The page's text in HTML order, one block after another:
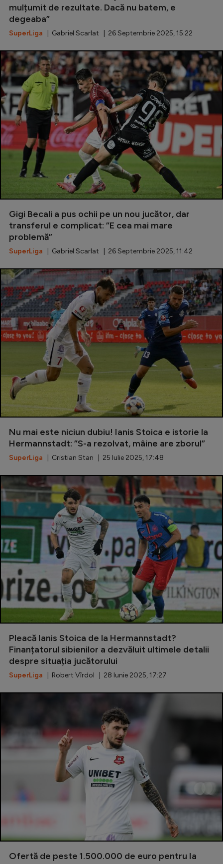
mulțumit de rezultate. Dacă nu batem, e
degeaba”
SuperLiga | Gabriel Scarlat | 26 Septembrie 2025, 15:22
Gigi Becali a pus ochii pe un nou jucător, dar
transferul e complicat: ”E cea mai mare
problemă”
SuperLiga | Gabriel Scarlat | 26 Septembrie 2025, 11:42
Nu mai este niciun dubiu! Ianis Stoica e istorie la
Hermannstadt: ”S-a rezolvat, mâine are zborul”
SuperLiga | Cristian Stan | 25 Iulie 2025, 17:48
Pleacă Ianis Stoica de la Hermannstadt?
Finanțatorul sibienilor a dezvăluit ultimele detalii
despre situația jucătorului
SuperLiga | Robert Vîrdol | 28 Iunie 2025, 17:27
Ofertă de peste 1.500.000 de euro pentru Ia